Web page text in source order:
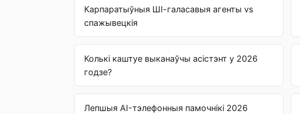
Карпаратыўныя ШІ-галасавыя агенты vs
спажывецкія
Колькі каштуе выканаўчы асістэнт у 2026
годзе?
Лепшыя AI-тэлефонныя памочнікі 2026